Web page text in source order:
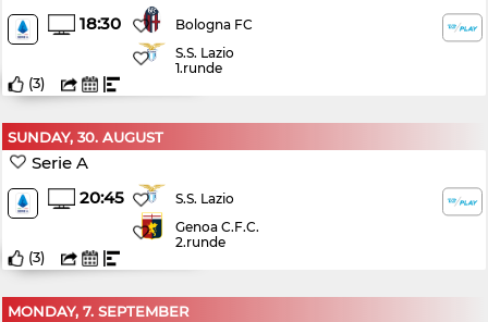
18:30
Bologna FC
S.S. Lazio
1.runde
(3)
SUNDAY, 30. AUGUST
Serie A
20:45
S.S. Lazio
Genoa C.F.C.
2.runde
(3)
MONDAY, 7. SEPTEMBER